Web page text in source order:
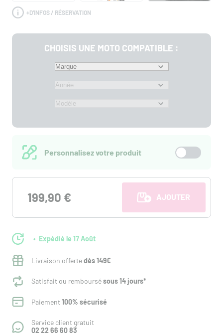
+D'INFOS / RÉSERVATION
CHOISIS UNE MOTO COMPATIBLE :
Personnalisez votre produit
199,90 € AJOUTER AU
Expédié le 17 Août
Livraison offertedès 149€
Satisfait ou remboursésous 14 jours*
Paiement100% sécurisé
Service client gratuit
02 22 66 60 83